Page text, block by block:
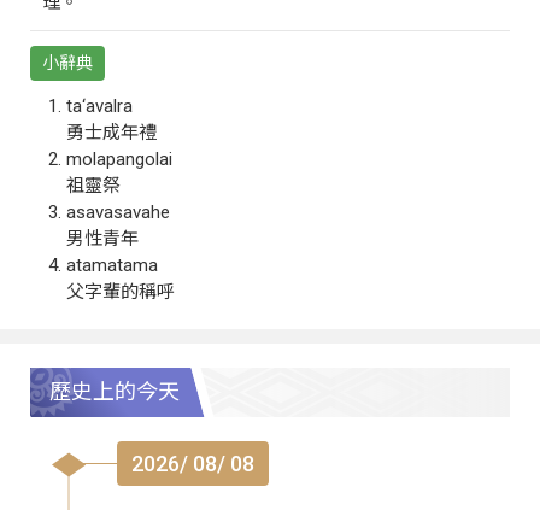
小辭典
ta‘avalra
勇士成年禮
molapangolai
祖靈祭
asavasavahe
男性青年
atamatama
父字輩的稱呼
歷史上的今天
2026/ 08/ 08